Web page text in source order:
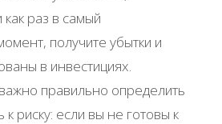
как раз в самый
получите убытки и
в инвестициях.
правильно определить
к риску: если вы не готовы к